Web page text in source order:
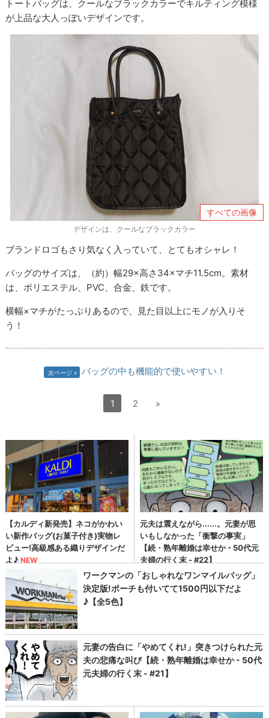
トートバッグは、クールなブラックカラーでキルティング模様
が上品な大人っぽいデザインです。
すべての画像
デザインは、クールなブラックカラー
ブランドロゴもさり気なく入っていて、とてもオシャレ！
バッグのサイズは、（約）幅29×高さ34×マチ11.5cm。素材
は、ポリエステル、PVC、合金、鉄です。
横幅×マチがたっぷりあるので、見た目以上にモノが入りそ
う！
次ページ バッグの中も機能的で使いやすい！
1 2 »